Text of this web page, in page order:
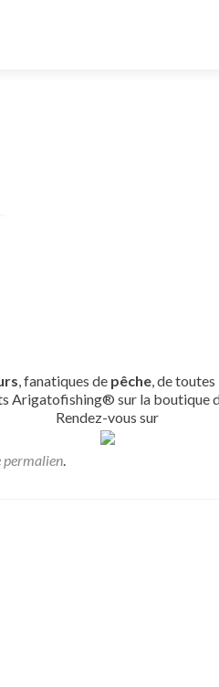
, fanatiques de pêche, de toutes
Arigatofishing® sur la boutique
Rendez-vous sur
permalien.